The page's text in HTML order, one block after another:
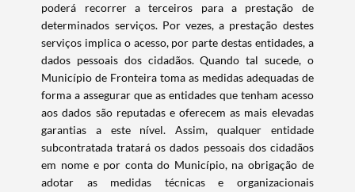
poderá recorrer a terceiros para a prestação de
determinados serviços. Por vezes, a prestação destes
serviços implica o acesso, por parte destas entidades, a
dados pessoais dos cidadãos. Quando tal sucede, o
Município de Fronteira toma as medidas adequadas de
forma a assegurar que as entidades que tenham acesso
aos dados são reputadas e oferecem as mais elevadas
garantias a este nível. Assim, qualquer entidade
subcontratada tratará os dados pessoais dos cidadãos
em nome e por conta do Município, na obrigação de
adotar as medidas técnicas e organizacionais